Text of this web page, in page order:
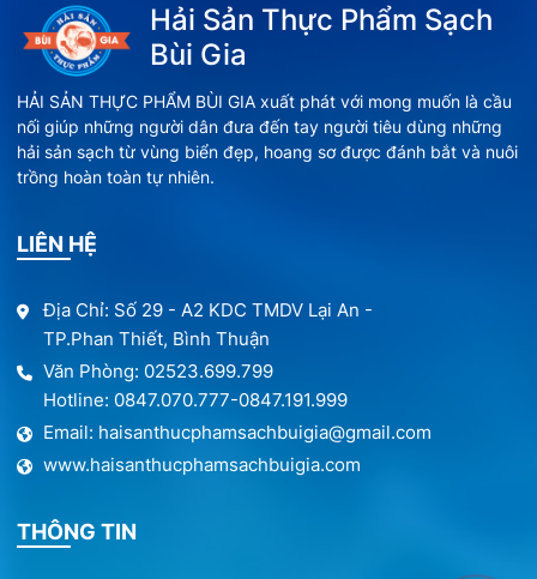
Hải Sản Thực Phẩm Sạch
Bùi Gia
HẢI SẢN THỰC PHẨM BÙI GIA xuất phát với mong muốn là cầu
nối giúp những người dân đưa đến tay người tiêu dùng những
hải sản sạch từ vùng biển đẹp, hoang sơ được đánh bắt và nuôi
trồng hoàn toàn tự nhiên.
LIÊN HỆ
Địa Chỉ: Số 29 - A2 KDC TMDV Lại An -
TP.Phan Thiết, Bình Thuận
Văn Phòng: 02523.699.799
Hotline: 0847.070.777-0847.191.999
Email: haisanthucphamsachbuigia@gmail.com
www.haisanthucphamsachbuigia.com
THÔNG TIN